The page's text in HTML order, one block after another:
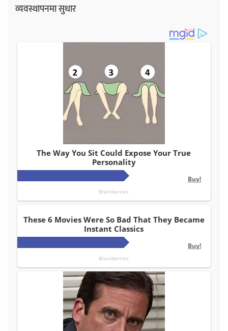
व्यवस्थापनमा सुधार